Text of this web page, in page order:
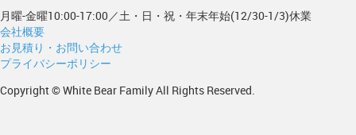
月曜-金曜10:00-17:00／土・日・祝・年末年始(12/30-1/3)休業
会社概要
お見積り・お問い合わせ
プライバシーポリシー
Copyright © White Bear Family All Rights Reserved.